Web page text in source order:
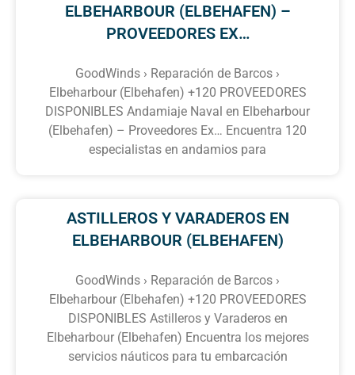
ELBEHARBOUR (ELBEHAFEN) –
PROVEEDORES EX…
GoodWinds › Reparación de Barcos ›
Elbeharbour (Elbehafen) +120 PROVEEDORES
DISPONIBLES Andamiaje Naval en Elbeharbour
(Elbehafen) – Proveedores Ex… Encuentra 120
especialistas en andamios para
ASTILLEROS Y VARADEROS EN
ELBEHARBOUR (ELBEHAFEN)
GoodWinds › Reparación de Barcos ›
Elbeharbour (Elbehafen) +120 PROVEEDORES
DISPONIBLES Astilleros y Varaderos en
Elbeharbour (Elbehafen) Encuentra los mejores
servicios náuticos para tu embarcación